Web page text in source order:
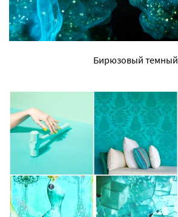
Бирюзовый темный